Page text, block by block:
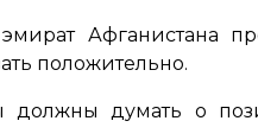
Афганистана
положительно.
должны думать о